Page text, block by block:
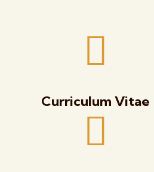
Curriculum Vitae